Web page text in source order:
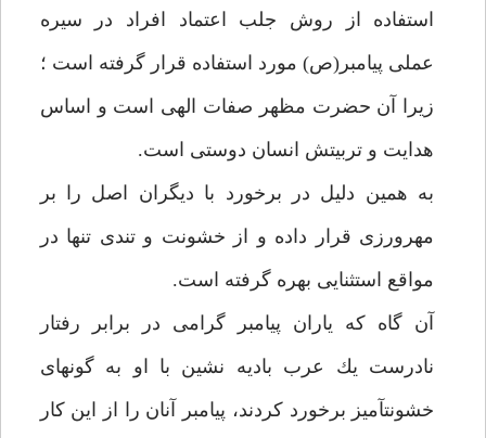
استفاده از روش جلب اعتماد افراد در سيره
عملى پيامبر(ص) مورد استفاده قرار گرفته است ؛
زيرا آن حضرت مظهر صفات الهى است و اساس
هدايت و تربيتش انسان دوستى است.
به همين دليل در برخورد با ديگران اصل را بر
مهرورزى قرار داده و از خشونت و تندى تنها در
مواقع استثنايى بهره گرفته است.
آن گاه كه ياران پيامبر گرامى در برابر رفتار
نادرست يك عرب باديه نشين با او به گونه‏اى
خشونت‏آميز برخورد كردند، پيامبر آنان را از اين كار